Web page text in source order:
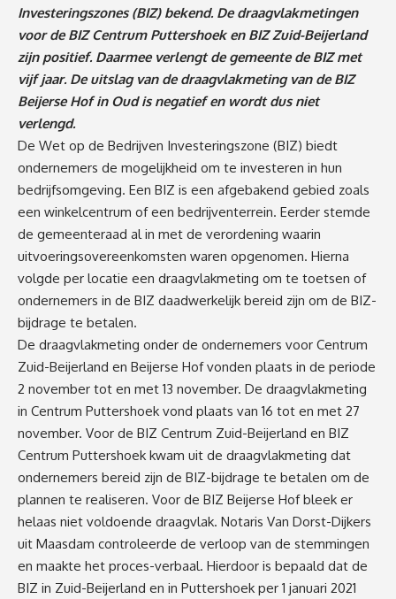
Investeringszones (BIZ) bekend. De draagvlakmetingen
voor de BIZ Centrum Puttershoek en BIZ Zuid-Beijerland
zijn positief. Daarmee verlengt de gemeente de BIZ met
vijf jaar. De uitslag van de draagvlakmeting van de BIZ
Beijerse Hof in Oud is negatief en wordt dus niet
verlengd.
De Wet op de Bedrijven Investeringszone (BIZ) biedt
ondernemers de mogelijkheid om te investeren in hun
bedrijfsomgeving. Een BIZ is een afgebakend gebied zoals
een winkelcentrum of een bedrijventerrein. Eerder stemde
de gemeenteraad al in met de verordening waarin
uitvoeringsovereenkomsten waren opgenomen. Hierna
volgde per locatie een draagvlakmeting om te toetsen of
ondernemers in de BIZ daadwerkelijk bereid zijn om de BIZ-
bijdrage te betalen.
De draagvlakmeting onder de ondernemers voor Centrum
Zuid-Beijerland en Beijerse Hof vonden plaats in de periode
2 november tot en met 13 november. De draagvlakmeting
in Centrum Puttershoek vond plaats van 16 tot en met 27
november. Voor de BIZ Centrum Zuid-Beijerland en BIZ
Centrum Puttershoek kwam uit de draagvlakmeting dat
ondernemers bereid zijn de BIZ-bijdrage te betalen om de
plannen te realiseren. Voor de BIZ Beijerse Hof bleek er
helaas niet voldoende draagvlak. Notaris Van Dorst-Dijkers
uit Maasdam controleerde de verloop van de stemmingen
en maakte het proces-verbaal. Hierdoor is bepaald dat de
BIZ in Zuid-Beijerland en in Puttershoek per 1 januari 2021